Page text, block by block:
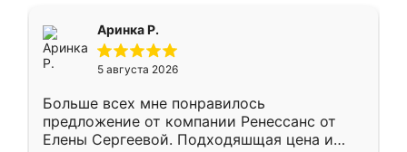
Аринка Р.
5 августа 2026
Больше всех мне понравилось
предложение от компании Ренессанс от
Елены Сергеевой. Подходяшщая цена и